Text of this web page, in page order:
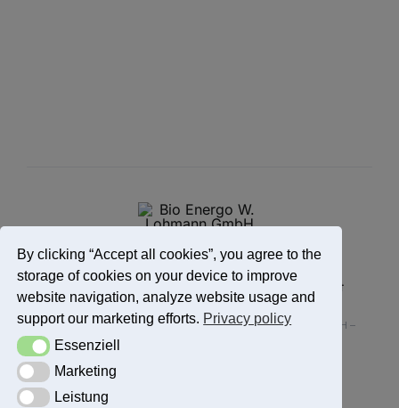
Impressum Datenschutzerklärung Kontakt
Alle Rechte vorbehalten – Bio Energo W. Lohmann GmbH –
By clicking “Accept all cookies”, you agree to the
storage of cookies on your device to improve
website navigation, analyze website usage and
support our marketing efforts. Privacy policy
EssenziellEssenziell
MarketingMarketing
LeistungLeistung